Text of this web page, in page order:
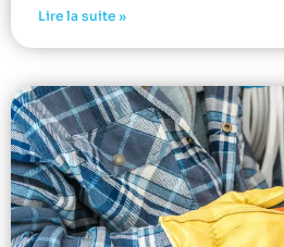
Lire la suite »